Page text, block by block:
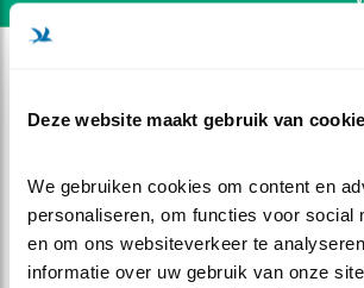
Deze website maakt gebruik van
We gebruiken cookies om content en
personaliseren, om functies voor social
en om ons websiteverkeer te
informatie over uw gebruik van onze